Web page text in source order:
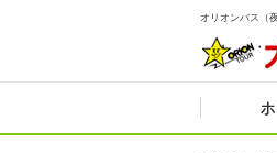
オリオンバス（